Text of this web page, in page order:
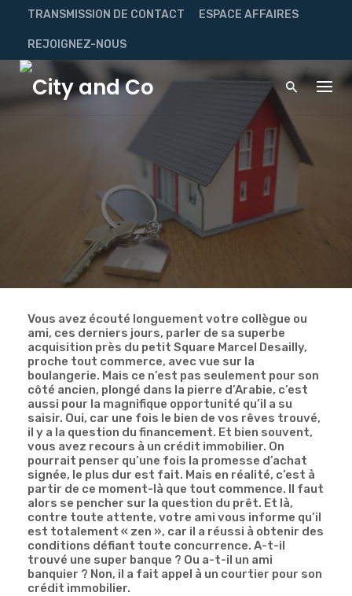
content
TRANSMISSION DE CONTACT ESPACE AFFAIRES
REJOIGNEZ-NOUS
Vous avez écouté longuement votre collègue ou
ami, ces derniers jours, parler de sa superbe
acquisition près du petit Square Marcel Desailly,
proche tout commerce, avec vue sur la
boulangerie. Mais ce n’est pas seulement pour son
côté ancien, plongé dans la pierre d’Arabie, c’est
aussi pour la magnifique opportunité qu’il a su
saisir. Oui, car une fois le bien de vos rêves trouvé,
il y a la question du financement. Et bien souvent,
vous avez recours à un crédit immobilier. On
pourrait penser qu’une fois la promesse d’achat
signée, le plus dur est fait. Mais en réalité, c’est à
partir de ce moment-là que tout commence. Il faut
alors se pencher sur la question du prêt. Et là,
contre toute attente, votre ami vous informe qu’il
est totalement « zen », car il a réussi à obtenir des
conditions défiant toute concurrence. A-t-il
trouvé une super banque ? Ou a-t-il un ami
banquier ? Non, il a fait appel à un courtier pour son
crédit immobilier.